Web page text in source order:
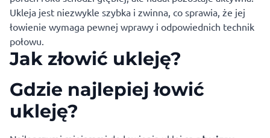
Ukleja jest niezwykle szybka i zwinna, co sprawia, że jej
łowienie wymaga pewnej wprawy i odpowiednich technik
połowu.
Jak złowić ukleję?
Gdzie najlepiej łowić
ukleję?